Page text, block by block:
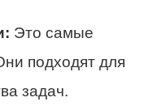
Это самые
подходят для
задач.